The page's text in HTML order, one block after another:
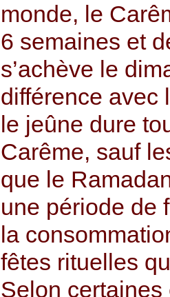
monde, le
6 semaines et
s’achève le
différence avec
le jeûne dure
Carême, sauf
que le
une période de
la
fêtes rituelles
Selon